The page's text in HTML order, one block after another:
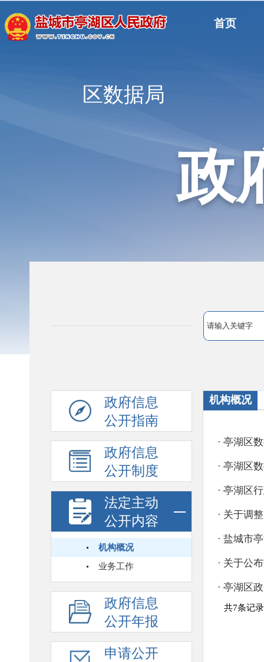
首页
区数据局
政
政府信息
公开指南
政府信息
公开制度
法定主动
公开内容
机构概况
业务工作
政府信息
公开年报
申请公开
机构概况